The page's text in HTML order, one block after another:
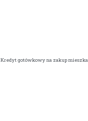
Kredyt gotówkowy na zakup